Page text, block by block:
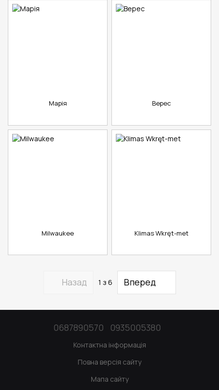
Марія Верес
Milwaukee Klimas Wkręt-met
Назад 1 з 6 Вперед
0687890570 0935005380
Контактна інформація
Повна версія сайту
Мапа сайту